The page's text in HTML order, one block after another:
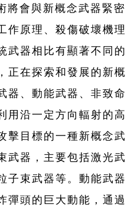
將會與新概念武器緊密
作原理、殺傷破壞機理
武器相比有顯著不同的
正在探索和發展的新概
器、動能武器、非致命
用沿一定方向輻射的高
擊目標的一種新概念武
武器，主要包括激光武
子束武器等。動能武器
彈頭的巨大動能，通過